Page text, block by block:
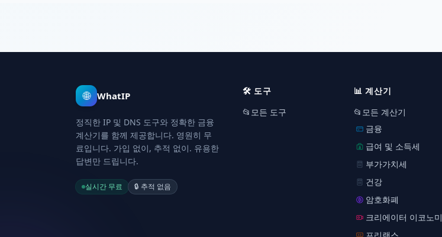
🌐 WhatIP
정직한 IP 및 DNS 도구와 정확한 금융
계산기를 함께 제공합니다. 영원히 무
료입니다. 가입 없이, 추적 없이. 유용한
답변만 드립니다.
실시간 무료 🔒 추적 없음
🛠️ 도구
📂 모든 도구
📊계산기
📂 모든 계산기
금융
급여 및 소득세
부가가치세
건강
암호화폐
크리에이터 이코노미